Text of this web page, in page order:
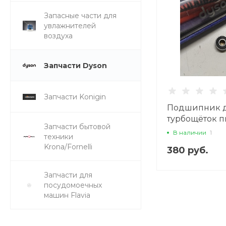
Запасные части для
увлажнителей
воздуха
Запчасти Dyson
Запчасти Konigin
Запчасти бытовой
техники
Krona/Fornelli
Запчасти для
посудомоечных
машин Flavia
Подшипник
турбощёток
Dyson V серии
В наличии 1
380 руб.